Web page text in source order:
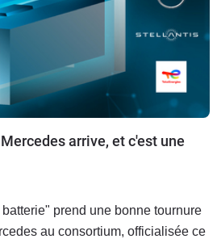
arrive, et c'est une
prend une bonne tournure
au consortium, officialisée ce